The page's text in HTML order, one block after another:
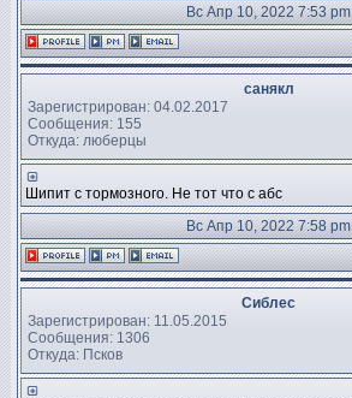
Вс Апр 10, 2022 7:53 pm
санякл
Зарегистрирован: 04.02.2017
Сообщения: 155
Откуда: люберцы
Шипит с тормозного. Не тот что с абс
Вс Апр 10, 2022 7:58 pm
Сиблес
Зарегистрирован: 11.05.2015
Сообщения: 1306
Откуда: Псков